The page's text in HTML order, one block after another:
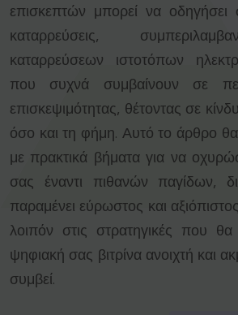
επισκεπτών μπορεί να οδηγήσει
καταρρεύσεις,
καταρρεύσεων ιστοτόπων
που συχνά συμβαίνουν σε
επισκεψιμότητας, θέτοντας σε
όσο και τη φήμη. Αυτό το άρθρο
με πρακτικά βήματα για να
σας έναντι πιθανών παγίδων,
παραμένει εύρωστος και
λοιπόν στις στρατηγικές που
ψηφιακή σας βιτρίνα ανοιχτή και
συμβεί.